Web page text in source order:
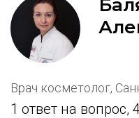
Врач косметолог,
1 ответ на вопрос,